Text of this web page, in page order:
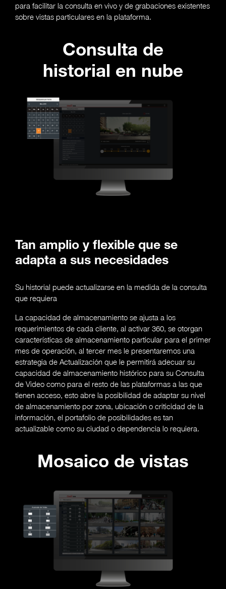
para facilitar la consulta en vivo y de grabaciones existentes
sobre vistas particulares en la plataforma.
Consulta de
historial en nube
Tan amplio y flexible que se
adapta a sus necesidades
Su historial puede actualizarse en la medida de la consulta
que requiera
La capacidad de almacenamiento se ajusta a los
requerimientos de cada cliente, al activar 360, se otorgan
características de almacenamiento particular para el primer
mes de operación, al tercer mes le presentaremos una
estrategia de Actualización que le permitirá adecuar su
capacidad de almacenamiento histórico para su Consulta
de Video como para el resto de las plataformas a las que
tienen acceso, esto abre la posibilidad de adaptar su nivel
de almacenamiento por zona, ubicación o criticidad de la
información, el portafolio de posibilidades es tan
actualizable como su ciudad o dependencia lo requiera.
Mosaico de vistas